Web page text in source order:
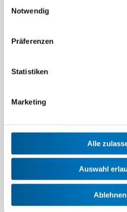
Notwendig
Präferenzen
Statistiken
Marketing
Alle
Auswahl
Ablehnen
Beitrag | 16.10.2025
Spezialangebot für
Swissmem-Unternehmen
Am 13. November 2025
entdecken Schülerinnen und